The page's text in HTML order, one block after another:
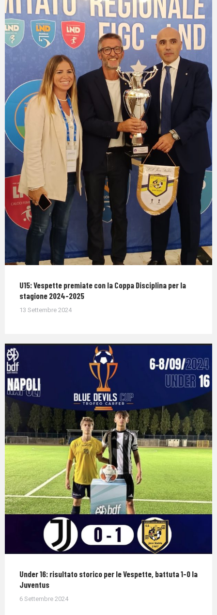
U15: Vespette premiate con la Coppa Disciplina per la
stagione 2024-2025
13 Settembre 2024
Under 16: risultato storico per le Vespette, battuta 1-0 la
Juventus
6 Settembre 2024